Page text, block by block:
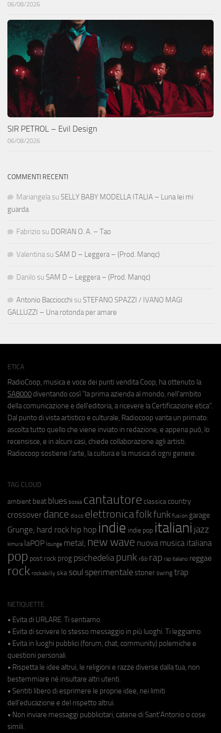
06/08/2026
SIR PETROL – Evil Design
06/08/2026
COMMENTI RECENTI
Mariangela su SELLY BABY MODELLA ITALIA – Luna lei mi
guarda
Fabrizio su DORIAN O. A. – Tao
Valentina su SAM D – Leggera – (Prod. Manqc)
Danilo su SAM D – Leggera – (Prod. Manqc)
Antonio Bacciocchi su STEFANO SPAZZI / IVANO MAGI
GALLUZZI – Una rotonda per amare
ETICA
RadioCoop, musica e voce dei punti vendita Coop, ha ottenuto la
SA8000 diventando così "la prima azienda al mondo, nell'ambito
della comunicazione e dell'editoria, a ricevere la Certificazione etica".
Dal punto di vista artistico e culturale, Radiocoop vanta un primato:
ascolta tutto quello che viene inviato in redazione, e appena può, lo
recensisce, e in alcuni casi, chiede collaborazione agli artisti.
Radiocoop sostiene l'arte, la cultura e la musica di ogni genere.
TAG CLOUD
ambient beat blues bossa cantautore classica country
crossover dance disco elettronicafolkfunk fusion garage
Grunge; hard rock hip hop indie indie pop italiani jazz
kimura laPOP lounge metal; new wave nuova musica italiana
pop post rock prog psichedeliapunk r&b rap rap italiano reggae
rock rockabilly ska soul sperimentale stoner swing trap
NETIQUETTE
• Evita di URLARE. Ti sentiamo.
• Evita di scrivere lo stesso messaggio in più luoghi. Ti leggiamo.
• Evita in luoghi pubblici (forum, chat, community) polemiche e
questioni personali.
• Rispetta le idee altrui, le religioni e razze diverse dalla tua, non
bestemmiare né insultare altri utenti.
• Sentiti libero di esprimere le proprie idee, nei limiti
dell'educazione e del rispetto altrui.
• Non inviare messaggi pubblicitari, catene di Sant'Antonio o cose
simili.